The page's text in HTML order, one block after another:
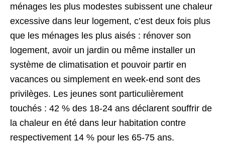
ménages les plus modestes subissent une chaleur
excessive dans leur logement, c’est deux fois plus
que les ménages les plus aisés : rénover son
logement, avoir un jardin ou même installer un
système de climatisation et pouvoir partir en
vacances ou simplement en week-end sont des
privilèges. Les jeunes sont particulièrement
touchés : 42 % des 18-24 ans déclarent souffrir de
la chaleur en été dans leur habitation contre
respectivement 14 % pour les 65-75 ans.